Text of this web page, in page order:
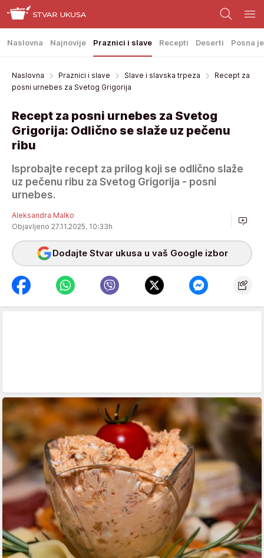
Naslovna Najnovije Praznici i slave Recepti Deserti Posna
Naslovna Praznici i slave Slave i slavska trpeza
Recept za
posni urnebes za Svetog Grigorija
Recept za posni urnebes za Svetog
Grigorija: Odlično se slaže uz pečenu
ribu
Isprobajte recept za prilog koji se odlično slaže
uz pečenu ribu za Svetog Grigorija - posni
urnebes.
Aleksandra Malko
Objavljeno 27.11.2025. 10:33h
Dodajte Stvar ukusa u vaš Google izbor